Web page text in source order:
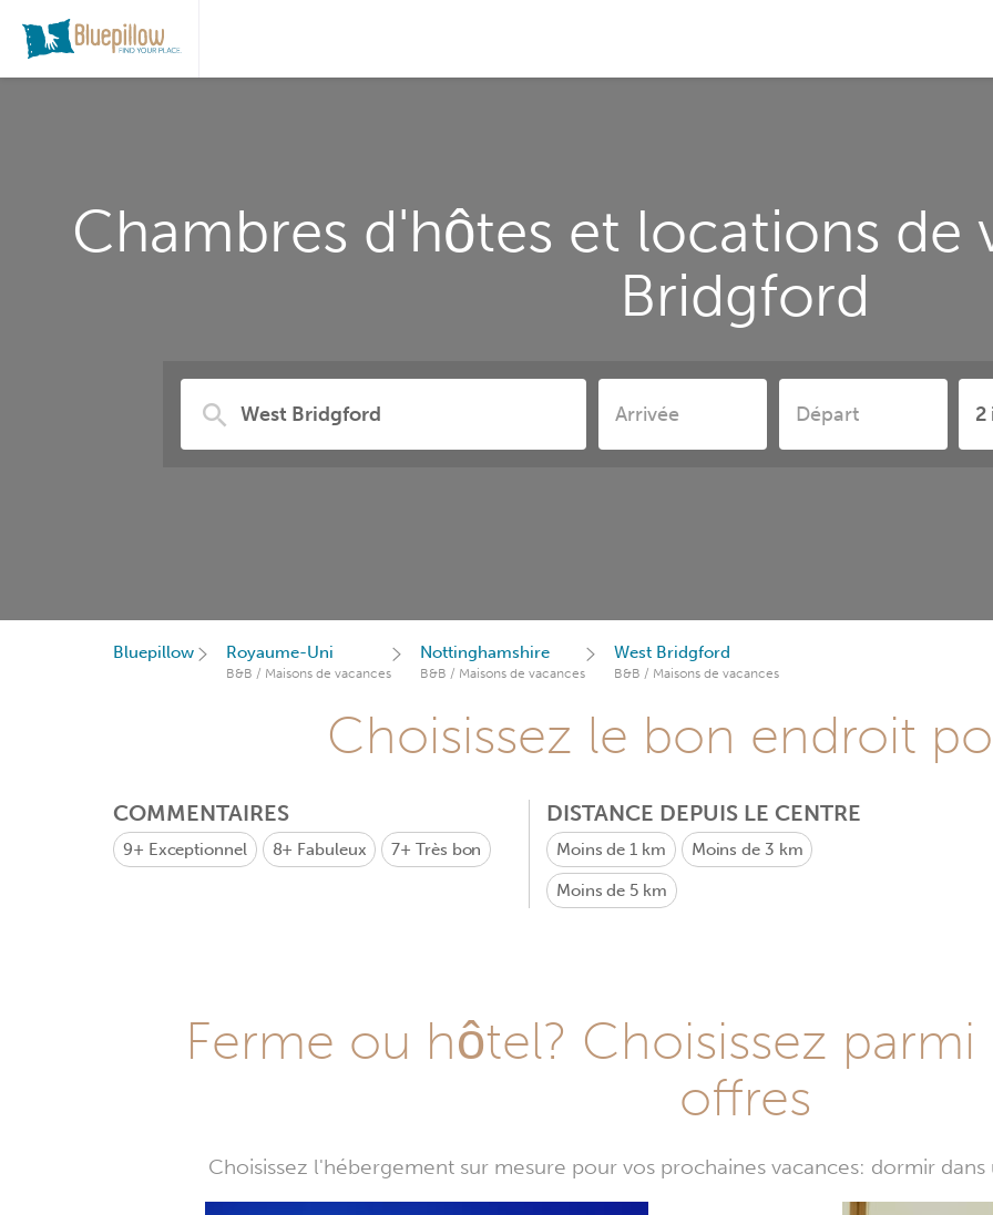
Chambres d'hôtes et locations de
Bridgford
Bluepillow Royaume-Uni
B&B / Maisons de vacances
Nottinghamshire
B&B / Maisons de vacances
West Bridgford
B&B / Maisons de vacances
Choisissez le bon endroit
COMMENTAIRES
9+ Exceptionnel 8+ Fabuleux 7+Très bon
DISTANCE DEPUIS LE CENTRE
Moins de 1 km Moins de 3 km
Moins de 5 km
Ferme ou hôtel? Choisissez
offres
Choisissez l'hébergement sur mesure pour vos prochaines vacances: dormir